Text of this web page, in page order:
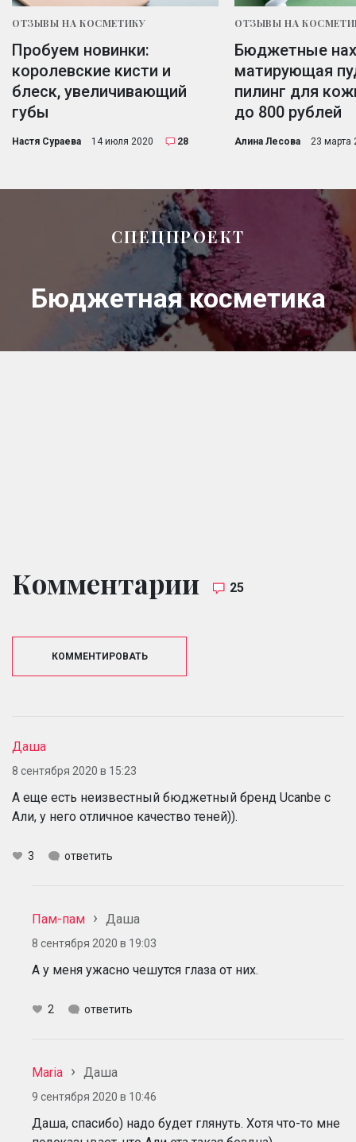
ОТЗЫВЫ НА КОСМЕТИКУ
Пробуем новинки:
королевские кисти и
блеск, увеличивающий
губы
Настя Сураева 14 июля 2020 28
ОТЗЫВЫ НА
Бюджетные
матирующая
пилинг для
до 800 рублей
Алина Лесова 23 марта
СПЕЦПРОЕКТ
Бюджетная косметика
Комментарии 25
КОММЕНТИРОВАТЬ
Даша
8 сентября 2020 в 15:23
А еще есть неизвестный бюджетный бренд Ucanbe с
Али, у него отличное качество теней)).
3 ответить
Пам-пам Даша
8 сентября 2020 в 19:03
А у меня ужасно чешутся глаза от них.
2 ответить
Maria Даша
9 сентября 2020 в 10:46
Даша, спасибо) надо будет глянуть. Хотя что-то мне